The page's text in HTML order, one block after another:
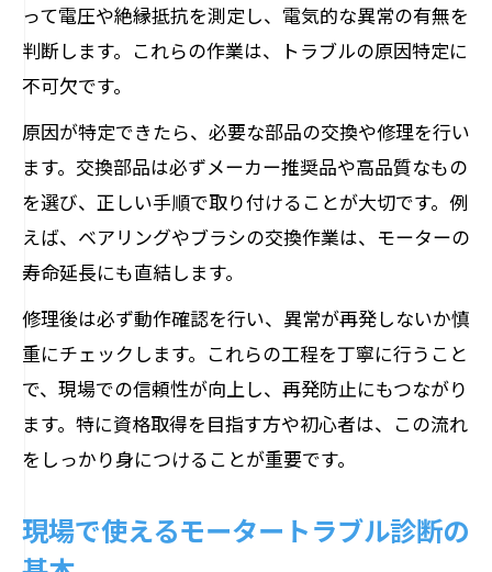
って電圧や絶縁抵抗を測定し、電気的な異常の有無を
判断します。これらの作業は、トラブルの原因特定に
不可欠です。
原因が特定できたら、必要な部品の交換や修理を行い
ます。交換部品は必ずメーカー推奨品や高品質なもの
を選び、正しい手順で取り付けることが大切です。例
えば、ベアリングやブラシの交換作業は、モーターの
寿命延長にも直結します。
修理後は必ず動作確認を行い、異常が再発しないか慎
重にチェックします。これらの工程を丁寧に行うこと
で、現場での信頼性が向上し、再発防止にもつながり
ます。特に資格取得を目指す方や初心者は、この流れ
をしっかり身につけることが重要です。
現場で使えるモータートラブル診断の